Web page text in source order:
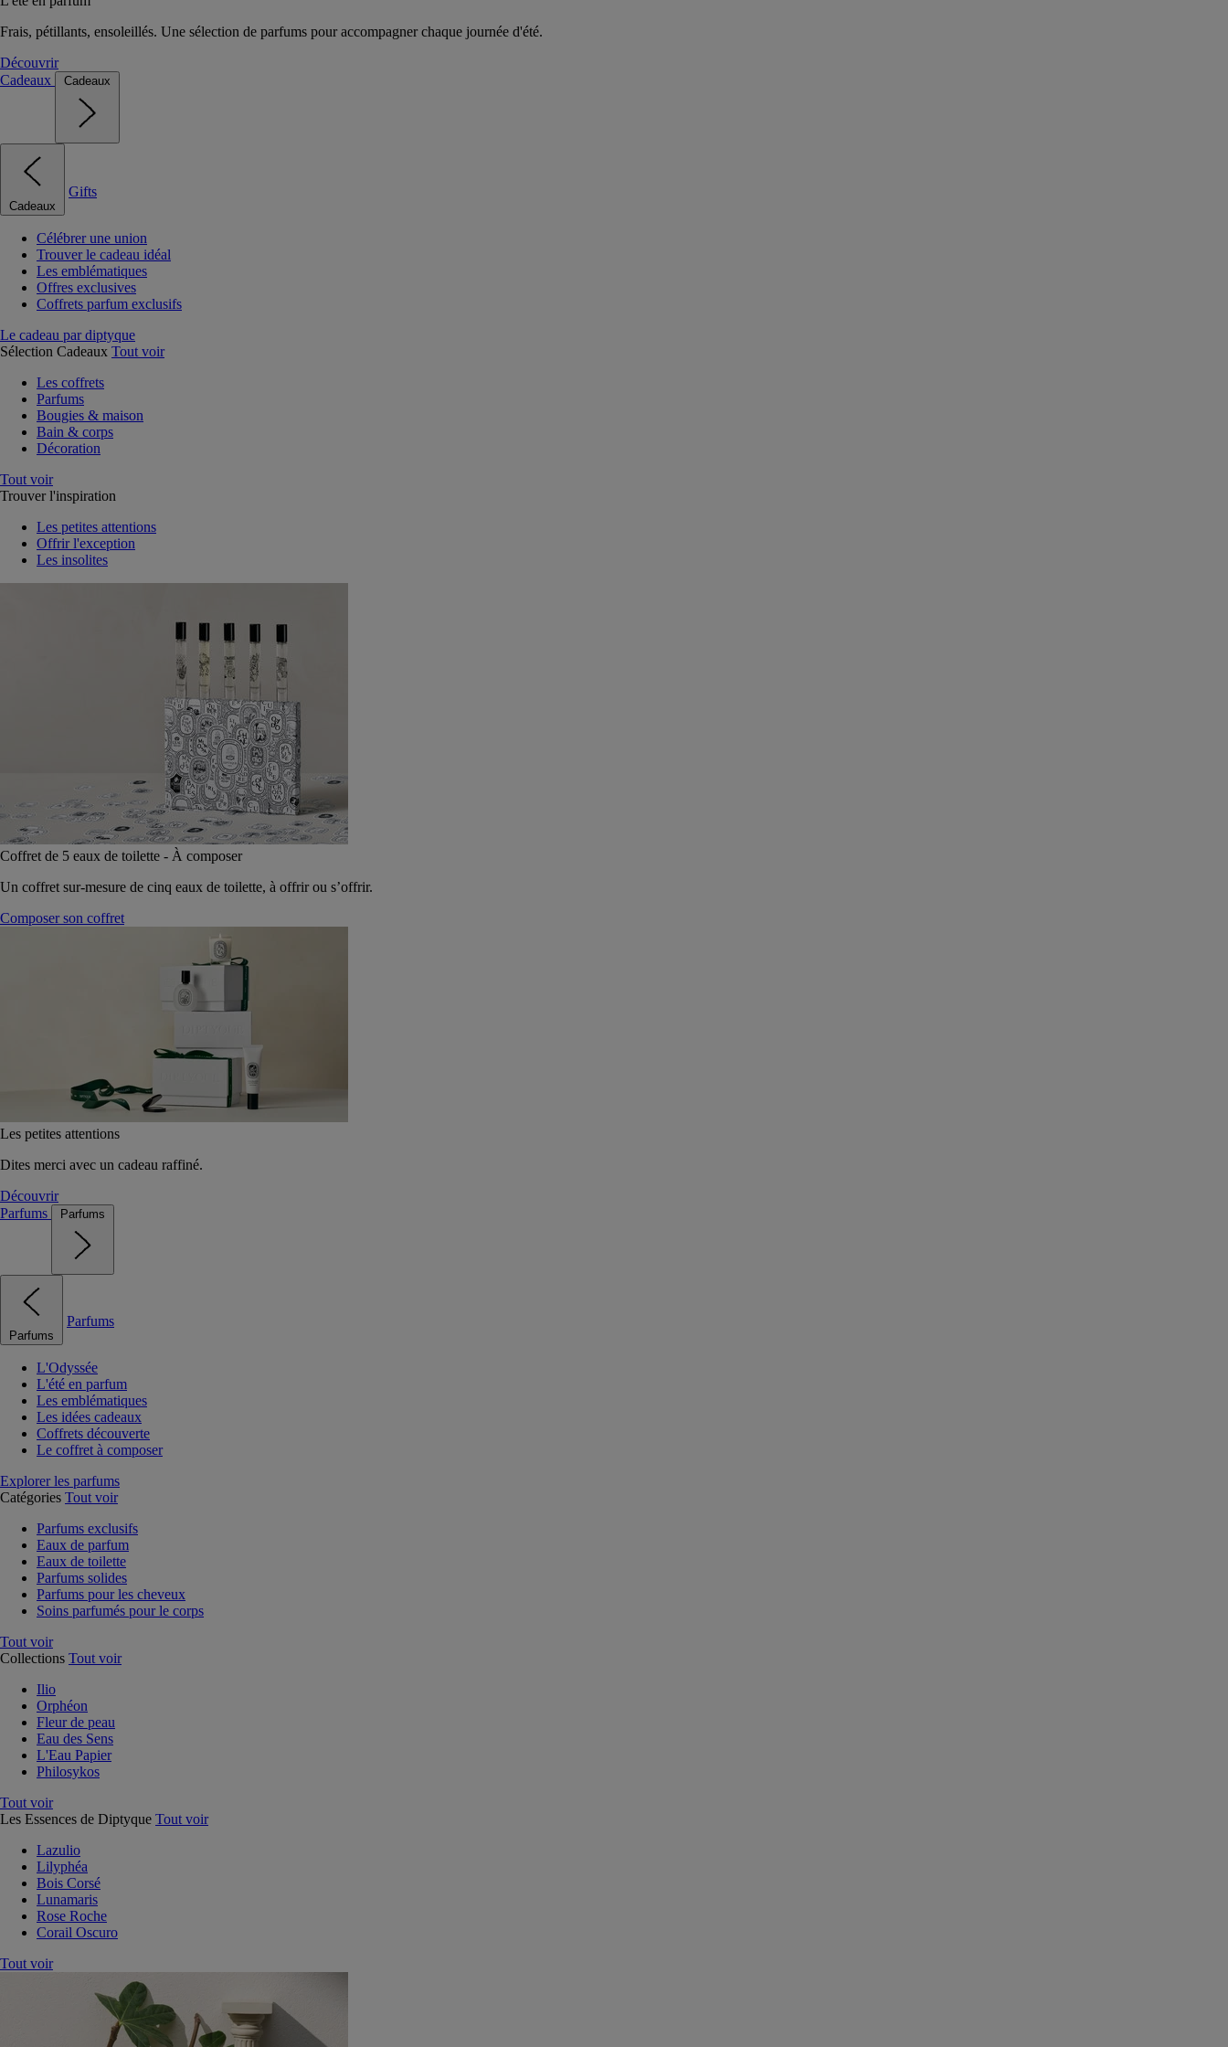
Frais, pétillants, ensoleillés. Une sélection de parfums pour accompagner chaque journée d'été.
Découvrir
Cadeaux
Cadeaux
Cadeaux
Gifts
Célébrer une union
Trouver le cadeau idéal
Les emblématiques
Offres exclusives
Coffrets parfum exclusifs
Le cadeau par diptyque
Sélection Cadeaux Tout voir
Les coffrets
Parfums
Bougies & maison
Bain & corps
Décoration
Tout voir
Trouver l'inspiration
Les petites attentions
Offrir l'exception
Les insolites
Coffret de 5 eaux de toilette - À composer
Un coffret sur-mesure de cinq eaux de toilette, à offrir ou s’offrir.
Composer son coffret
Les petites attentions
Dites merci avec un cadeau raffiné.
Découvrir
Parfums
Parfums
Parfums
Parfums
L'Odyssée
L'été en parfum
Les emblématiques
Les idées cadeaux
Coffrets découverte
Le coffret à composer
Explorer les parfums
Catégories Tout voir
Parfums exclusifs
Eaux de parfum
Eaux de toilette
Parfums solides
Parfums pour les cheveux
Soins parfumés pour le corps
Tout voir
Collections Tout voir
Ilio
Orphéon
Fleur de peau
Eau des Sens
L'Eau Papier
Philosykos
Tout voir
Les Essences de Diptyque Tout voir
Lazulio
Lilyphéa
Bois Corsé
Lunamaris
Rose Roche
Corail Oscuro
Tout voir